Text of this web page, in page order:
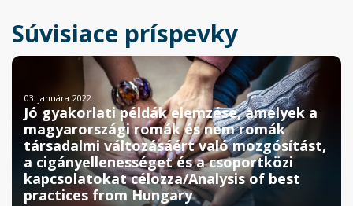
Súvisiace príspevky
03. januára 2022.
Jó gyakorlati példák elemzése, amelyek a
magyarországi romák és nem romák
társadalmi változásáért való mozgósítást,
a cigányellenességet és a csoportközi
kapcsolatokat célozza/Analysis of best
practices from Hungary